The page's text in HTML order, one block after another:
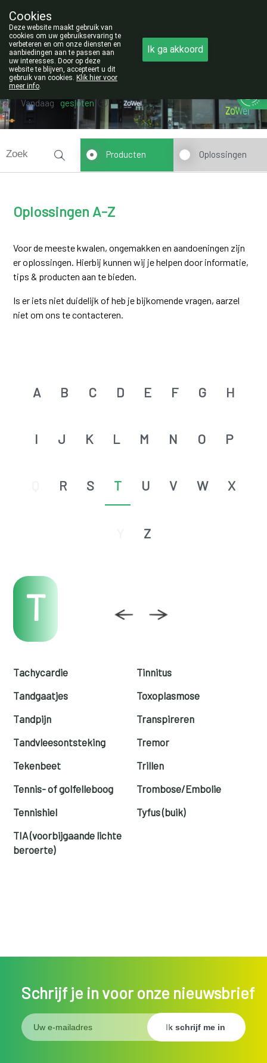
NIEUW ADRES!
011/42.25.56
Vandaag gesloten
Oplossingen A-Z
Producten Oplossingen
Voor de meeste kwalen, ongemakken en aandoeningen zijn
er oplossingen. Hierbij kunnen wij je helpen door informatie,
tips & producten aan te bieden.
Is er iets niet duidelijk of heb je bijkomende vragen, aarzel
niet om ons te contacteren.
A B C D E F G H
I J K L M N O P
R S T U V W X
Z
T
Tachycardie
Tandgaatjes
Tandpijn
Tandvleesontsteking
Tekenbeet
Tennis- of golfelleboog
Tennishiel
TIA (voorbijgaande lichte
beroerte)
Tinnitus
Toxoplasmose
Transpireren
Tremor
Trillen
Trombose/Embolie
Tyfus (buik)
Schrijf je in voor onze nieuwsbrief
Cookies
Deze website maakt gebruik van
cookies om uw gebruikservaring te
verbeteren en om onze diensten en
aanbiedingen aan te passen aan
uw interesses. Door op deze
website te blijven, accepteert u dit
gebruik van cookies. Klik hier voor
meer info.
Ik ga akkoord